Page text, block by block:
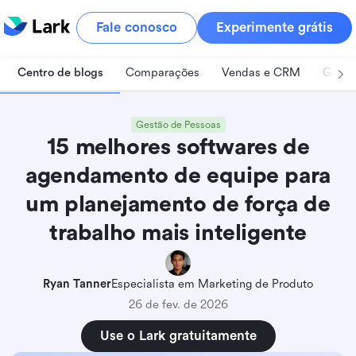
Fale conosco Experimente grátis
Centro de blogs Comparações Vendas e CRM
Gestão de Pessoas
15 melhores softwares de
agendamento de equipe para
um planejamento de força de
trabalho mais inteligente
Ryan TannerEspecialista em Marketing de Produto
26 de fev. de 2026
Use o Lark gratuitamente